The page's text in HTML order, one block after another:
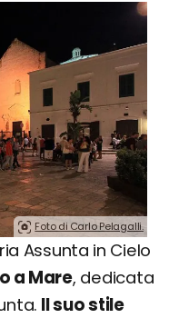
Foto di Carlo Pelagalli.
Assunta in Cielo
a Mare, dedicata
Il suo stile